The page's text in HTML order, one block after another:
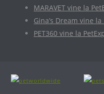
MARAVET vine la
Gina’s Dream vine
PET360 vine la